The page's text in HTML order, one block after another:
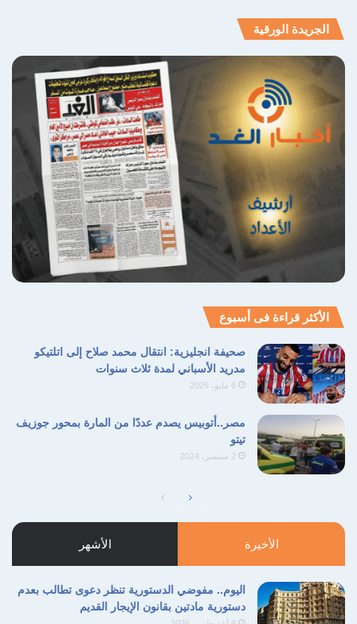
الجريدة الورقية
الأكثر قراءة فى أسبوع
صحيفة انجليزية: انتقال محمد صلاح إلى اتلتيكو
مدريد الأسباني لمدة ثلاث سنوات
6 مايو، 2026
مصر..أتوبيس يصدم عددًا من المارة بمحور جوزيف
تيتو
2 سبتمبر، 2024
الصفحة
السابقة
الصفحة
التالية
الأخيرة الأشهر
اليوم.. مفوضي الدستورية تنظر دعوى تطالب بعدم
دستورية مادتين بقانون الإيجار القديم